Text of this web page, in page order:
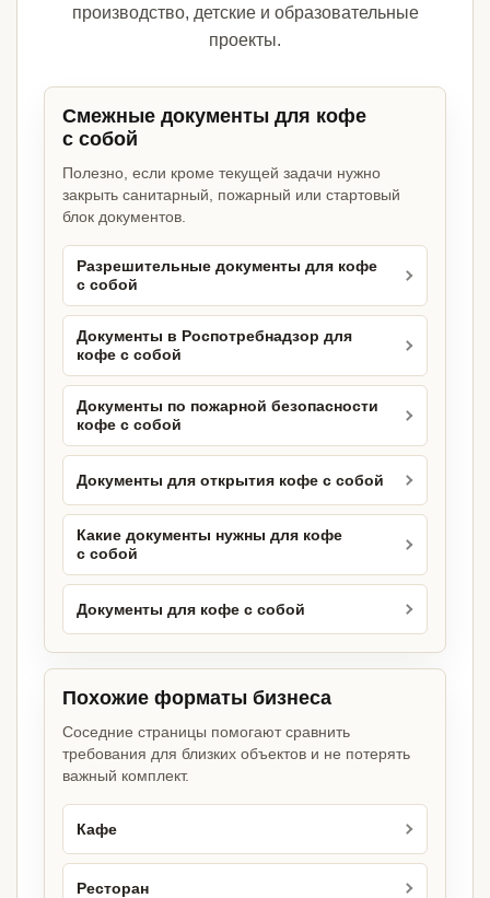
производство, детские и образовательные
проекты.
Смежные документы для кофе
с собой
Полезно, если кроме текущей задачи нужно
закрыть санитарный, пожарный или стартовый
блок документов.
Разрешительные документы для кофе
с собой
Документы в Роспотребнадзор для
кофе с собой
Документы по пожарной безопасности
кофе с собой
Документы для открытия кофе с собой
Какие документы нужны для кофе
с собой
Документы для кофе с собой
Похожие форматы бизнеса
Соседние страницы помогают сравнить
требования для близких объектов и не потерять
важный комплект.
Кафе
Ресторан